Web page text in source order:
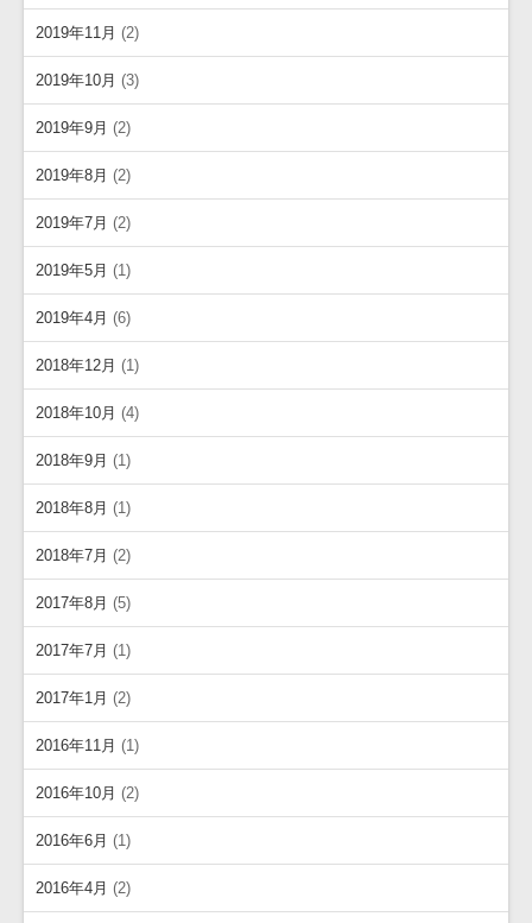
2019年11月 (2)
2019年10月 (3)
2019年9月 (2)
2019年8月 (2)
2019年7月 (2)
2019年5月 (1)
2019年4月 (6)
2018年12月 (1)
2018年10月 (4)
2018年9月 (1)
2018年8月 (1)
2018年7月 (2)
2017年8月 (5)
2017年7月 (1)
2017年1月 (2)
2016年11月 (1)
2016年10月 (2)
2016年6月 (1)
2016年4月 (2)